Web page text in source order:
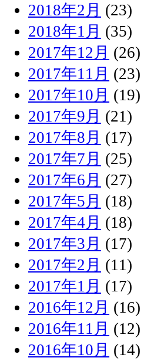
2018年2月 (23)
2018年1月 (35)
2017年12月 (26)
2017年11月 (23)
2017年10月 (19)
2017年9月 (21)
2017年8月 (17)
2017年7月 (25)
2017年6月 (27)
2017年5月 (18)
2017年4月 (18)
2017年3月 (17)
2017年2月 (11)
2017年1月 (17)
2016年12月 (16)
2016年11月 (12)
2016年10月 (14)